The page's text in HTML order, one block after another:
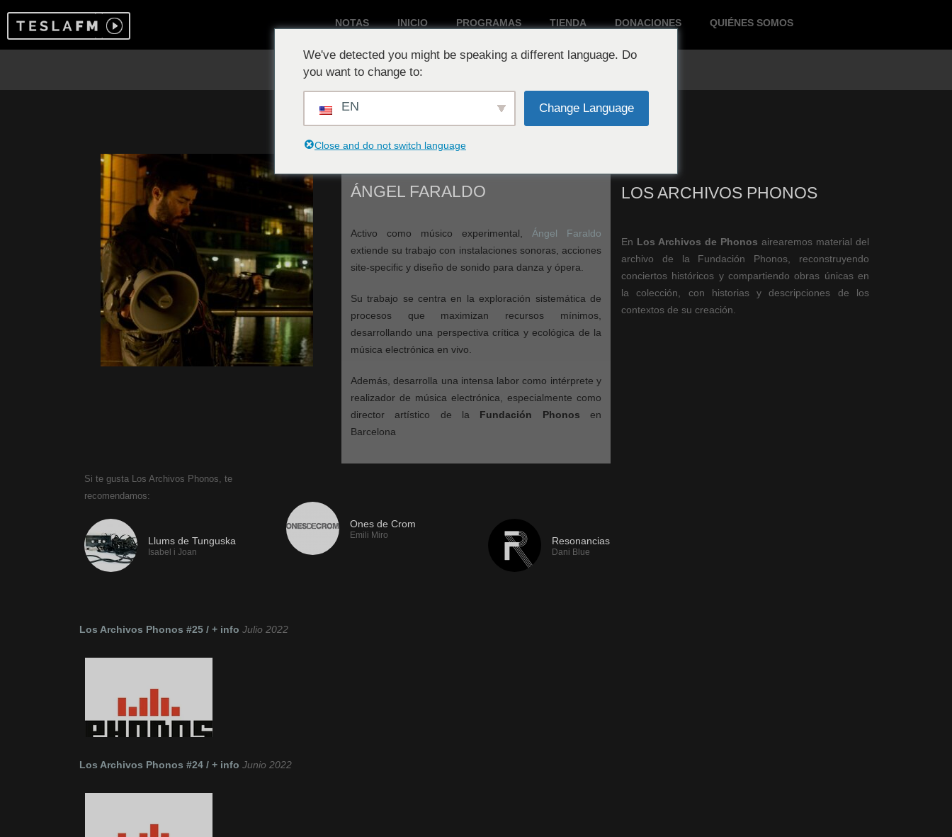
NOTAS INICIO PROGRAMAS TIENDA DONACIONES QUIÉNES SOMOS
Reproduciendo ahora:
ÁNGEL FARALDO
Activo como músico experimental, Ángel Faraldo
extiende su trabajo con instalaciones sonoras, acciones
site-specific y diseño de sonido para danza y ópera.
Su trabajo se centra en la exploración sistemática de
procesos que maximizan recursos mínimos,
desarrollando una perspectiva crítica y ecológica de la
música electrónica en vivo.
Además, desarrolla una intensa labor como intérprete y
realizador de música electrónica, especialmente como
director artístico de la Fundación Phonos en
Barcelona
LOS ARCHIVOS PHONOS
En Los Archivos de Phonos airearemos material del
archivo de la Fundación Phonos, reconstruyendo
conciertos históricos y compartiendo obras únicas en
la colección, con historias y descripciones de los
contextos de su creación.
Si te gusta Los Archivos Phonos, te
recomendamos:
Llums de Tunguska
Isabel i Joan
Ones de Crom
Emili Miro Resonancias
Dani Blue
Los Archivos Phonos #25 / + info Julio 2022
Los Archivos Phonos #24 / + info Junio 2022
We've detected you might be speaking a different language. Do
you want to change to:
EN Change Language
Close and do not switch language